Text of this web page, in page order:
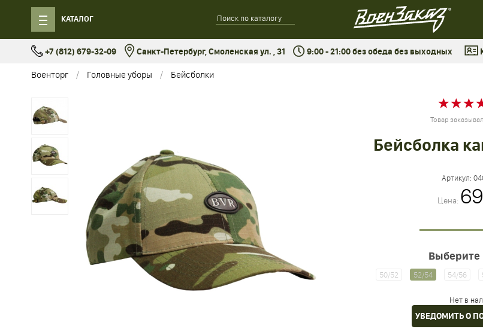
КАТАЛОГ
+7 (812) 679-32-09 Санкт-Петербург, Смоленская ул. , 31 9:00 - 21:00 без обеда без выходных
Военторг Головные уборы Бейсболки
Товар
Бейсболка
Артикул:
Цена:
Выберите
50/52 52/54 54/56
Нет в
УВЕДОМИТЬ О